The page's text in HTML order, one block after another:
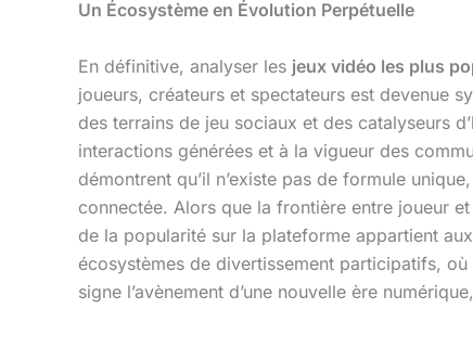
Un Écosystème en Évolution Perpétuelle
En définitive, analyser les jeux vidéo les plus
joueurs, créateurs et spectateurs est devenue
des terrains de jeu sociaux et des catalyseurs
interactions générées et à la vigueur des
démontrent qu’il n’existe pas de formule
connectée. Alors que la frontière entre joueur
de la popularité sur la plateforme appartient
écosystèmes de divertissement participatifs,
signe l’avènement d’une nouvelle ère